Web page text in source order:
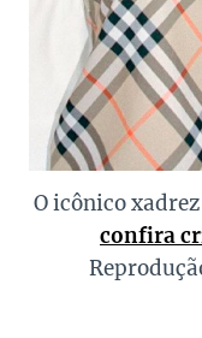
O icônico
confira